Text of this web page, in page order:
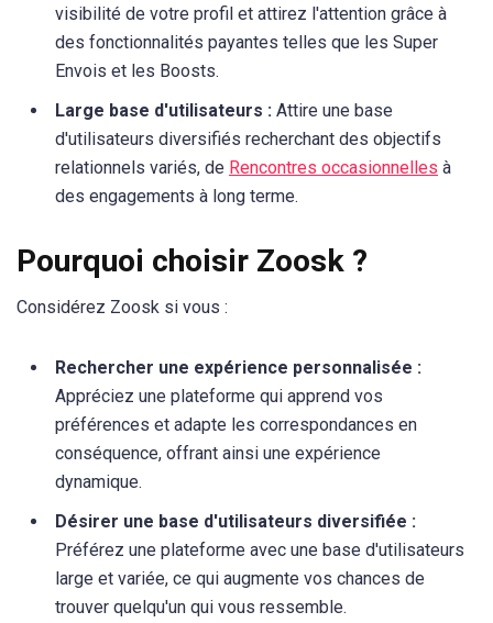
visibilité de votre profil et attirez l'attention grâce à
des fonctionnalités payantes telles que les Super
Envois et les Boosts.
Large base d'utilisateurs : Attire une base
d'utilisateurs diversifiés recherchant des objectifs
relationnels variés, de Rencontres occasionnelles à
des engagements à long terme.
Pourquoi choisir Zoosk ?
Considérez Zoosk si vous :
Rechercher une expérience personnalisée :
Appréciez une plateforme qui apprend vos
préférences et adapte les correspondances en
conséquence, offrant ainsi une expérience
dynamique.
Désirer une base d'utilisateurs diversifiée :
Préférez une plateforme avec une base d'utilisateurs
large et variée, ce qui augmente vos chances de
trouver quelqu'un qui vous ressemble.